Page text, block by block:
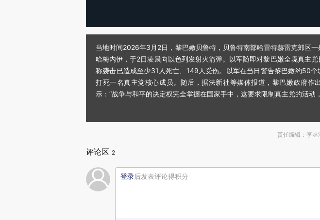
当地时间2026年3月2日，黎巴嫩贝鲁特，贝鲁特南部哈雷特赫雷克郊区
哈梅内伊，于2日凌晨向以色列发射火箭弹。以军随即对黎巴嫩全境真主
称袭击已造成至少31人死亡、149人受伤。以军在当日警告黎巴嫩约50
打死一名真主党核心成员。随后，据法新社等媒体报道，黎巴嫩政府
示：“战争与和平的决定权完全掌握在国家手中，这要求限制真主党的活动
责任编辑：李
评论区 2
登录后发表评论得积分